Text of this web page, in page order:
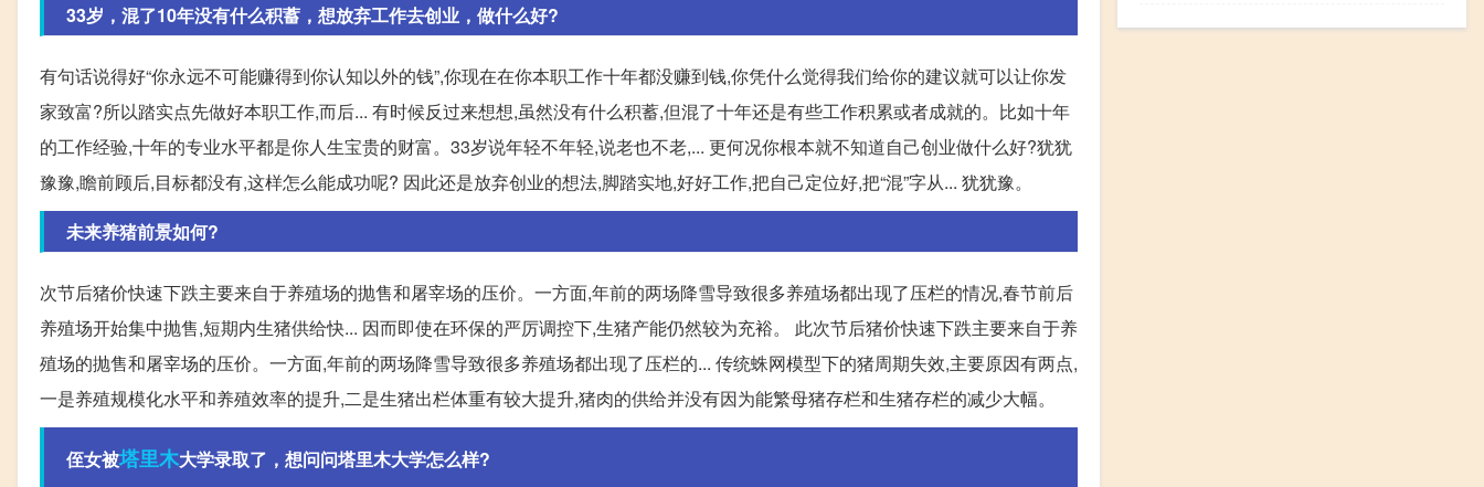
33岁，混了10年没有什么积蓄，想放弃工作去创业，做什么好?
有句话说得好“你永远不可能赚得到你认知以外的钱”,你现在在你本职工作十年都没赚到钱,你凭什么觉得我们给你的建议就可以让你发
家致富?所以踏实点先做好本职工作,而后... 有时候反过来想想,虽然没有什么积蓄,但混了十年还是有些工作积累或者成就的。比如十年
的工作经验,十年的专业水平都是你人生宝贵的财富。33岁说年轻不年轻,说老也不老,... 更何况你根本就不知道自己创业做什么好?犹犹
豫豫,瞻前顾后,目标都没有,这样怎么能成功呢? 因此还是放弃创业的想法,脚踏实地,好好工作,把自己定位好,把“混”字从... 犹犹豫。
未来养猪前景如何?
次节后猪价快速下跌主要来自于养殖场的抛售和屠宰场的压价。一方面,年前的两场降雪导致很多养殖场都出现了压栏的情况,春节前后
养殖场开始集中抛售,短期内生猪供给快... 因而即使在环保的严厉调控下,生猪产能仍然较为充裕。 此次节后猪价快速下跌主要来自于养
殖场的抛售和屠宰场的压价。一方面,年前的两场降雪导致很多养殖场都出现了压栏的... 传统蛛网模型下的猪周期失效,主要原因有两点,
一是养殖规模化水平和养殖效率的提升,二是生猪出栏体重有较大提升,猪肉的供给并没有因为能繁母猪存栏和生猪存栏的减少大幅。
侄女被塔里木大学录取了，想问问塔里木大学怎么样?